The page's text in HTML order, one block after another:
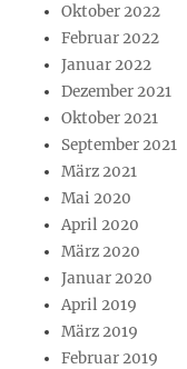
Oktober 2022
Februar 2022
Januar 2022
Dezember 2021
Oktober 2021
September 2021
März 2021
Mai 2020
April 2020
März 2020
Januar 2020
April 2019
März 2019
Februar 2019